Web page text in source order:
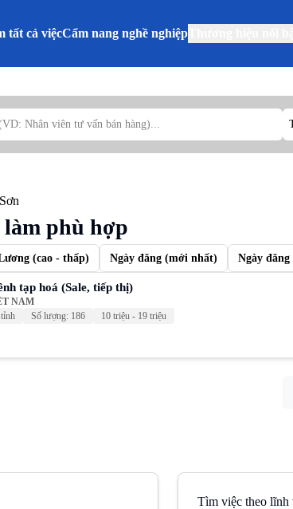
tất cả việcCẩm nang nghề nghiệp
Sơn
làm phù hợp
(cao - thấp) Ngày đăng (mới nhất) Ngày
tạp hoá (Sale, tiếp thị)
NAM
Số lượng: 186
10 triệu - 19 triệu
Tìm việc theo lĩnh